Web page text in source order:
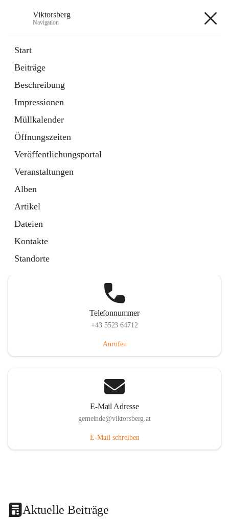
Viktorsberg
Navigation
Start
Beiträge
Beschreibung
Impressionen
Müllkalender
Öffnungszeiten
Veröffentlichungsportal
Veranstaltungen
Alben
Artikel
Dateien
Kontakte
Standorte
1 Schnellzugriff
Bürgerservice
10 Schnellzugriffe
Telefonnummer
+43 5523 64712
Anrufen
E-Mail Adresse
gemeinde@viktorsberg.at
E-Mail schreiben
Aktuelle Beiträge